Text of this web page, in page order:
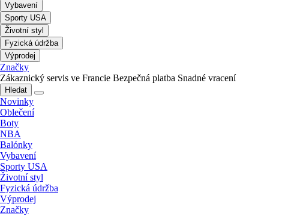
Vybavení
Sporty USA
Životní styl
Fyzická údržba
Výprodej
Značky
Zákaznický servis ve Francie Bezpečná platba Snadné vracení
Hledat
Novinky
Oblečení
Boty
NBA
Balónky
Vybavení
Sporty USA
Životní styl
Fyzická údržba
Výprodej
Značky